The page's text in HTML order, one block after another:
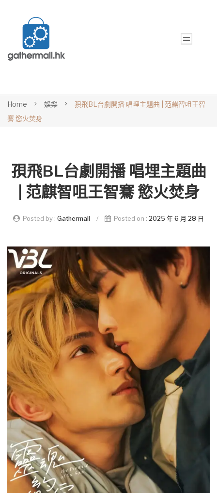
Home 娛樂
孭飛BL台劇開播 唱埋主題曲 | 范麒智咀王智
騫 慾火焚身
孭飛BL台劇開播 唱埋主題曲
| 范麒智咀王智騫 慾火焚身
Posted by : Gathermall / Posted on : 2025 年 6 月 28 日